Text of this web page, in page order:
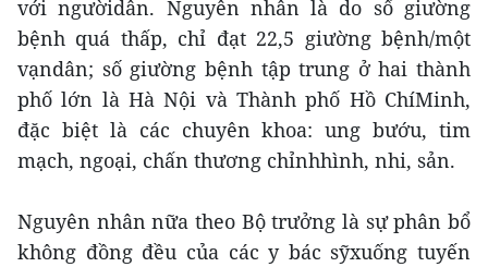
với ngườidân. Nguyên nhân là do số giường
bệnh quá thấp, chỉ đạt 22,5 giường bệnh/một
vạndân; số giường bệnh tập trung ở hai thành
phố lớn là Hà Nội và Thành phố Hồ ChíMinh,
đặc biệt là các chuyên khoa: ung bướu, tim
mạch, ngoại, chấn thương chỉnhhình, nhi, sản.
Nguyên nhân nữa theo Bộ trưởng là sự phân bổ
không đồng đều của các y bác sỹxuống tuyến